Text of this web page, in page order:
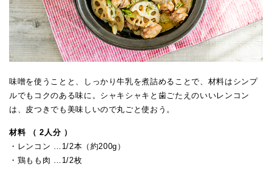
味噌を使うことと、しっかり牛乳を煮詰めることで、材料はシンプ
ルでもコクのある味に。シャキシャキと歯ごたえのいいレンコン
は、皮つきでも美味しいので丸ごと使おう。
材料 （ 2人分 ）
・レンコン …1/2本（約200g）
・鶏もも肉 …1/2枚